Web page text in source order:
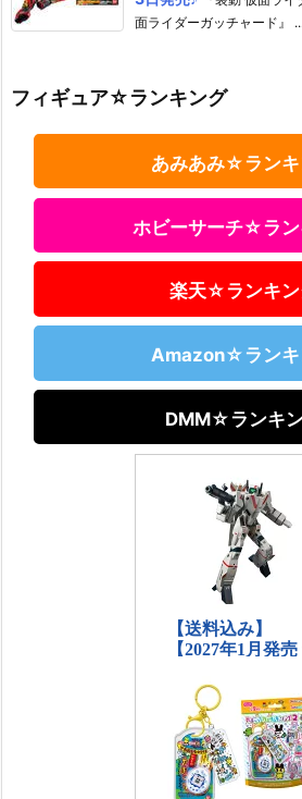
面ライダーガッチャード』 ...
フィギュア☆ランキング
あみあみ☆ランキ
ホビーサーチ☆ラン
楽天☆ランキン
Amazon☆ランキ
DMM☆ランキ